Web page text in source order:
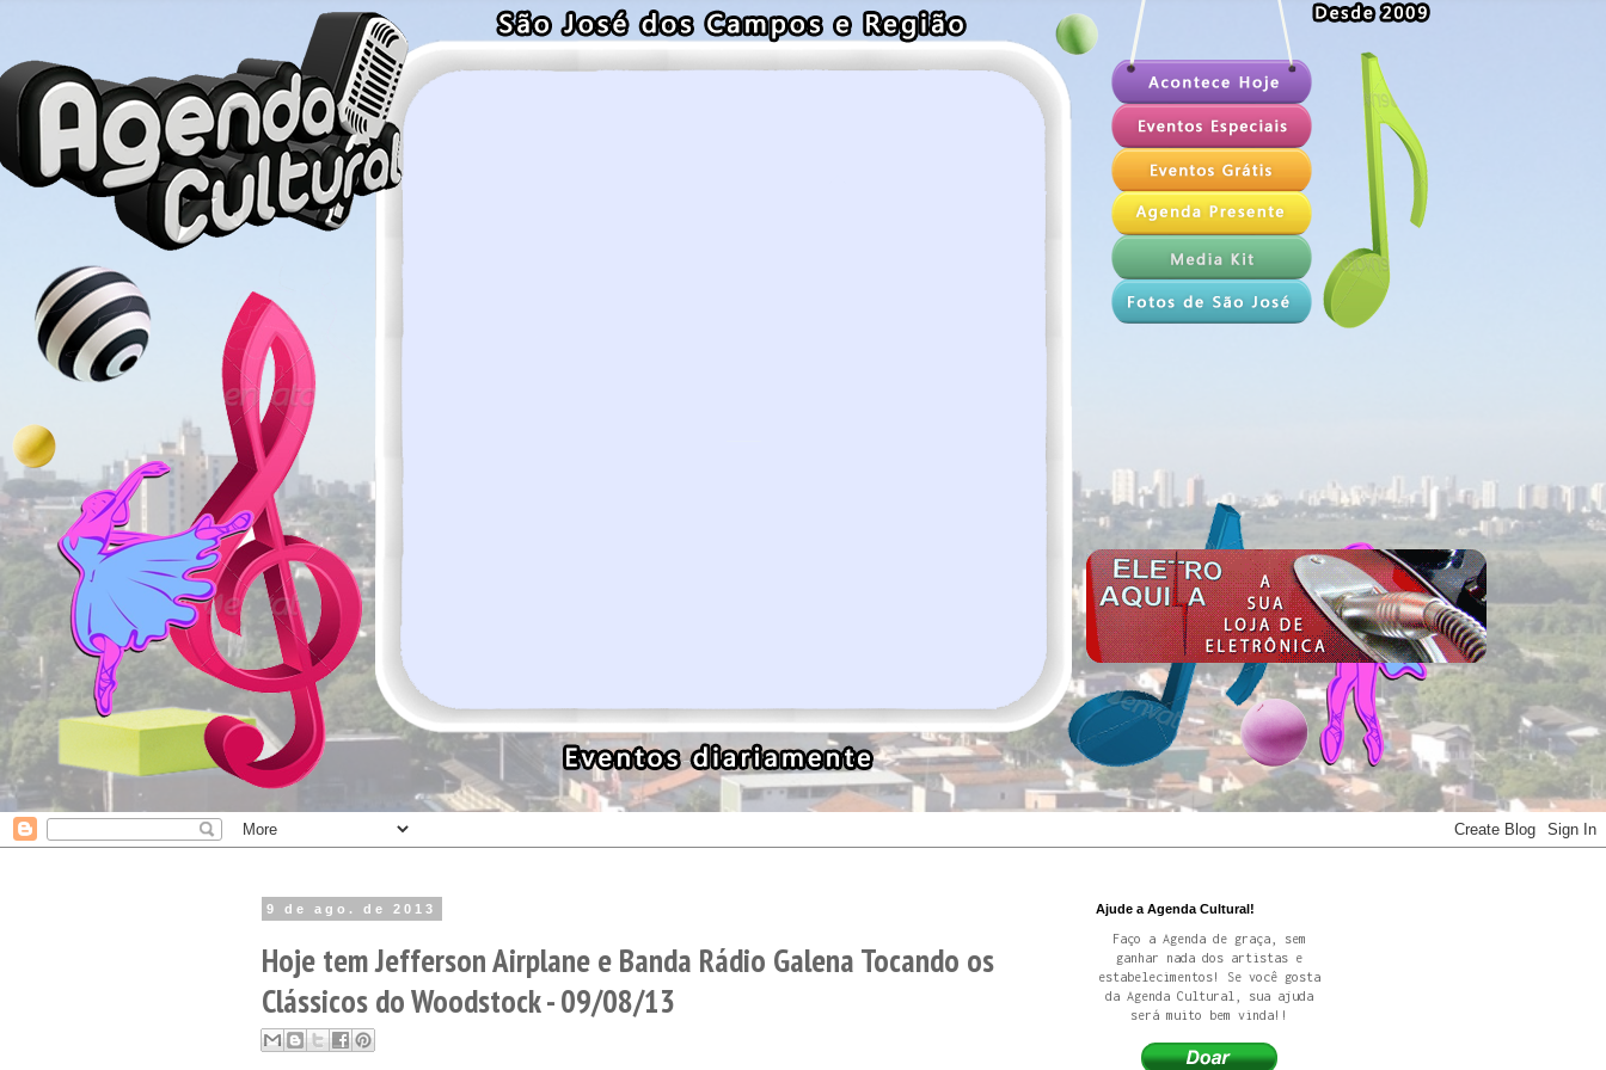
9 de ago. de 2013
Hoje tem Jefferson Airplane e Banda Rádio Galena Tocando os
Clássicos do Woodstock - 09/08/13
Ajude a Agenda Cultural!
Faço a Agenda de graça, sem
ganhar nada dos artistas e
estabelecimentos! Se você gosta
da Agenda Cultural, sua ajuda
será muito bem vinda!!